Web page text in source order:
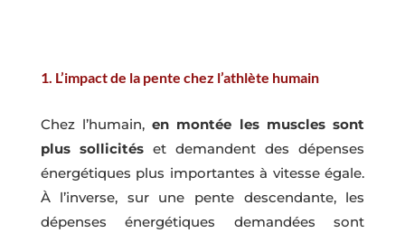
1. L’impact de la pente chez l’athlète humain
Chez l’humain,en montée les muscles sont
plus sollicitéset demandent des dépenses
énergétiques plus importantes à vitesse égale.
À l’inverse, sur une pente descendante, les
dépenses énergétiques demandées sont